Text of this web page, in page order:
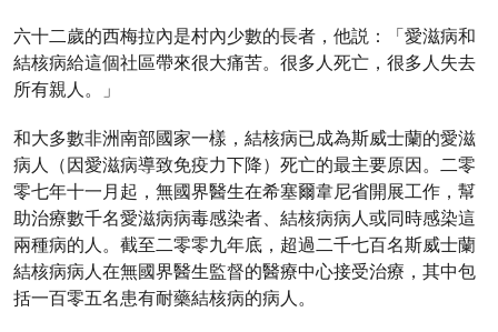
六十二歲的西梅拉內是村內少數的長者，他説：「愛滋病和
結核病給這個社區帶來很大痛苦。很多人死亡，很多人失去
所有親人。」
和大多數非洲南部國家一樣，結核病已成為斯威士蘭的愛滋
病人（因愛滋病導致免疫力下降）死亡的最主要原因。二零
零七年十一月起，無國界醫生在希塞爾韋尼省開展工作，幫
助治療數千名愛滋病病毒感染者、結核病病人或同時感染這
兩種病的人。截至二零零九年底，超過二千七百名斯威士蘭
結核病病人在無國界醫生監督的醫療中心接受治療，其中包
括一百零五名患有耐藥結核病的病人。